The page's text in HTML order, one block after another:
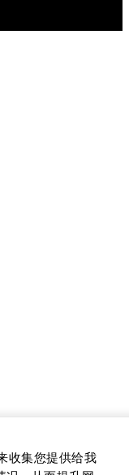
收集您提供给我